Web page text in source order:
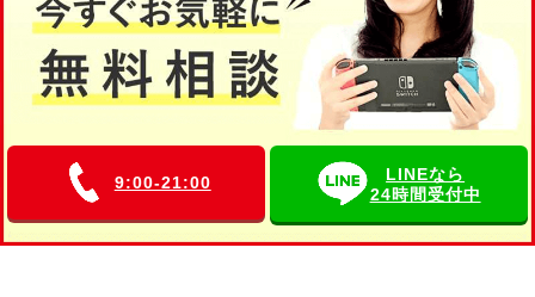
9:00-21:00
LINEなら
24時間受付中